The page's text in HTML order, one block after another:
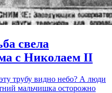
свела
с Николаем II
трубу видно небо? А люди
мальчишка осторожно